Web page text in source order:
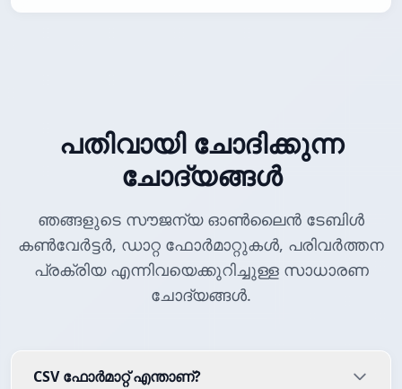
പതിവായി ചോദിക്കുന്ന
ചോദ്യങ്ങൾ
ഞങ്ങളുടെ സൗജന്യ ഓൺലൈൻ ടേബിൾ
കൺവേർട്ടർ, ഡാറ്റ ഫോർമാറ്റുകൾ, പരിവർത്തന
പ്രക്രിയ എന്നിവയെക്കുറിച്ചുള്ള സാധാരണ
ചോദ്യങ്ങൾ.
CSV ഫോർമാറ്റ് എന്താണ്?